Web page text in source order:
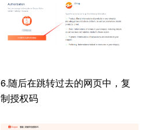
6.随后在跳转过去的网页中，复
制授权码